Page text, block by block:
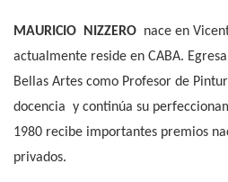
MAURICIO NIZZERO nace en
actualmente reside en CABA.
Bellas Artes como Profesor de
docencia y continúa su
1980 recibe importantes premios
privados.